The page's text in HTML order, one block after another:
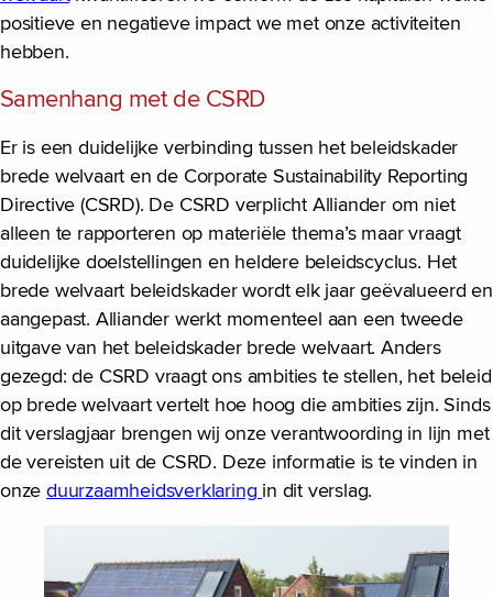
positieve en negatieve impact we met onze activiteiten
hebben.
Samenhang met de CSRD
Er is een duidelijke verbinding tussen het beleidskader
brede welvaart en de Corporate Sustainability Reporting
Directive (CSRD). De CSRD verplicht Alliander om niet
alleen te rapporteren op materiële thema’s maar vraagt
duidelijke doelstellingen en heldere beleidscyclus. Het
brede welvaart beleidskader wordt elk jaar geëvalueerd en
aangepast. Alliander werkt momenteel aan een tweede
uitgave van het beleidskader brede welvaart. Anders
gezegd: de CSRD vraagt ons ambities te stellen, het beleid
op brede welvaart vertelt hoe hoog die ambities zijn. Sinds
dit verslagjaar brengen wij onze verantwoording in lijn met
de vereisten uit de CSRD. Deze informatie is te vinden in
onzeduurzaamheidsverklaring in dit verslag.